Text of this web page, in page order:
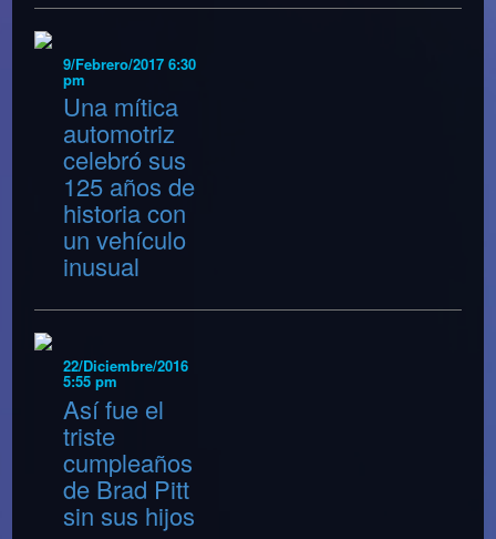
9/Febrero/2017 6:30
pm
Una mítica
automotriz
celebró sus
125 años de
historia con
un vehículo
inusual
22/Diciembre/2016
5:55 pm
Así fue el
triste
cumpleaños
de Brad Pitt
sin sus hijos